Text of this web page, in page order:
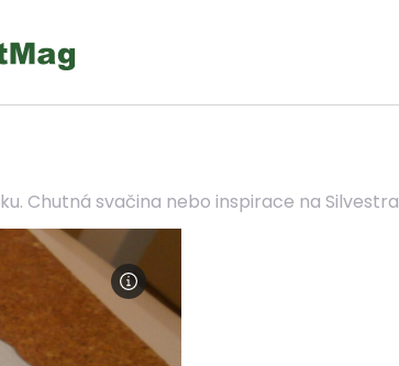
Chutná svačina nebo inspirace na Silvestra